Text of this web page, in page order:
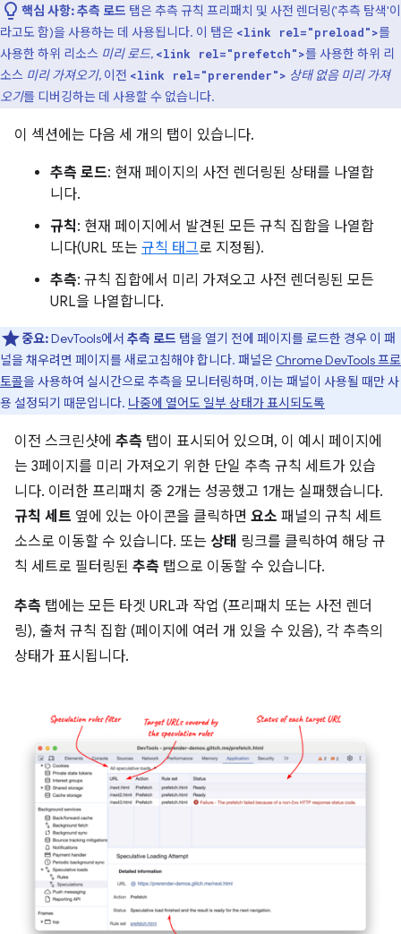
핵심 사항:추측 로드 탭은 추측 규칙 프리패치 및 사전 렌더링('추측 탐색'이
라고도 함)을 사용하는 데 사용됩니다. 이 탭은 <link rel="preload">를
사용한 하위 리소스 미리 로드, <link rel="prefetch">를 사용한 하위 리
소스 미리 가져오기, 이전 <link rel="prerender"> 상태 없음 미리 가져
오기를 디버깅하는 데 사용할 수 없습니다.
이 섹션에는 다음 세 개의 탭이 있습니다.
추측 로드: 현재 페이지의 사전 렌더링된 상태를 나열합
니다.
규칙: 현재 페이지에서 발견된 모든 규칙 집합을 나열합
니다(URL 또는 규칙 태그로 지정됨).
추측: 규칙 집합에서 미리 가져오고 사전 렌더링된 모든
URL을 나열합니다.
중요:DevTools에서 추측 로드 탭을 열기 전에 페이지를 로드한 경우 이 패
널을 채우려면 페이지를 새로고침해야 합니다. 패널은 Chrome DevTools 프로
토콜을 사용하여 실시간으로 추측을 모니터링하며, 이는 패널이 사용될 때만 사
용 설정되기 때문입니다. 나중에 열어도 일부 상태가 표시되도록
이전 스크린샷에 추측 탭이 표시되어 있으며, 이 예시 페이지에
는 3페이지를 미리 가져오기 위한 단일 추측 규칙 세트가 있습
니다. 이러한 프리패치 중 2개는 성공했고 1개는 실패했습니다.
규칙 세트 옆에 있는 아이콘을 클릭하면 요소 패널의 규칙 세트
소스로 이동할 수 있습니다. 또는 상태 링크를 클릭하여 해당 규
칙 세트로 필터링된 추측 탭으로 이동할 수 있습니다.
추측 탭에는 모든 타겟 URL과 작업 (프리패치 또는 사전 렌더
링), 출처 규칙 집합 (페이지에 여러 개 있을 수 있음), 각 추측의
상태가 표시됩니다.